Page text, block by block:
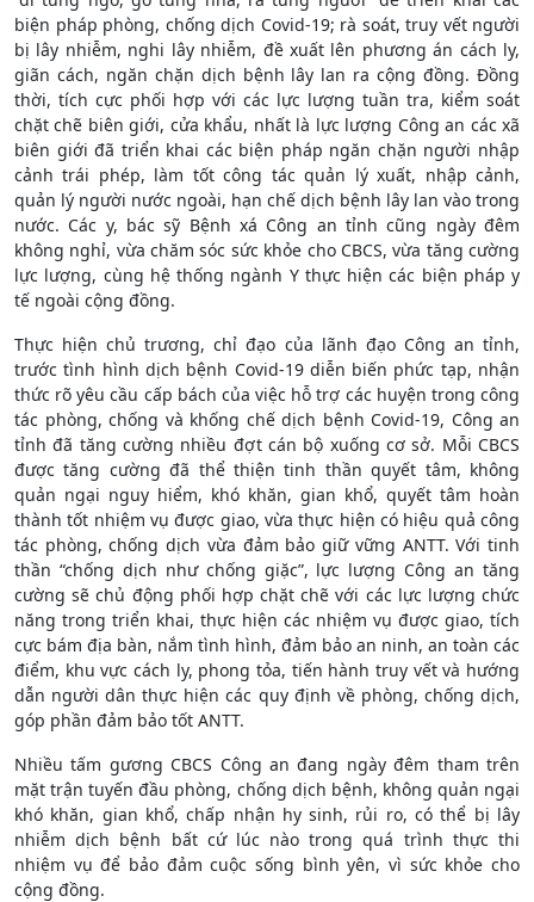
biện pháp phòng, chống dịch Covid-19; rà soát, truy vết người
bị lây nhiễm, nghi lây nhiễm, đề xuất lên phương án cách ly,
giãn cách, ngăn chặn dịch bệnh lây lan ra cộng đồng. Đồng
thời, tích cực phối hợp với các lực lượng tuần tra, kiểm soát
chặt chẽ biên giới, cửa khẩu, nhất là lực lượng Công an các xã
biên giới đã triển khai các biện pháp ngăn chặn người nhập
cảnh trái phép, làm tốt công tác quản lý xuất, nhập cảnh,
quản lý người nước ngoài, hạn chế dịch bệnh lây lan vào trong
nước. Các y, bác sỹ Bệnh xá Công an tỉnh cũng ngày đêm
không nghỉ, vừa chăm sóc sức khỏe cho CBCS, vừa tăng cường
lực lượng, cùng hệ thống ngành Y thực hiện các biện pháp y
tế ngoài cộng đồng.
Thực hiện chủ trương, chỉ đạo của lãnh đạo Công an tỉnh,
trước tình hình dịch bệnh Covid-19 diễn biến phức tạp, nhận
thức rõ yêu cầu cấp bách của việc hỗ trợ các huyện trong công
tác phòng, chống và khống chế dịch bệnh Covid-19, Công an
tỉnh đã tăng cường nhiều đợt cán bộ xuống cơ sở. Mỗi CBCS
được tăng cường đã thể thiện tinh thần quyết tâm, không
quản ngại nguy hiểm, khó khăn, gian khổ, quyết tâm hoàn
thành tốt nhiệm vụ được giao, vừa thực hiện có hiệu quả công
tác phòng, chống dịch vừa đảm bảo giữ vững ANTT. Với tinh
thần “chống dịch như chống giặc”, lực lượng Công an tăng
cường sẽ chủ động phối hợp chặt chẽ với các lực lượng chức
năng trong triển khai, thực hiện các nhiệm vụ được giao, tích
cực bám địa bàn, nắm tình hình, đảm bảo an ninh, an toàn các
điểm, khu vực cách ly, phong tỏa, tiến hành truy vết và hướng
dẫn người dân thực hiện các quy định về phòng, chống dịch,
góp phần đảm bảo tốt ANTT.
Nhiều tấm gương CBCS Công an đang ngày đêm tham trên
mặt trận tuyến đầu phòng, chống dịch bệnh, không quản ngại
khó khăn, gian khổ, chấp nhận hy sinh, rủi ro, có thể bị lây
nhiễm dịch bệnh bất cứ lúc nào trong quá trình thực thi
nhiệm vụ để bảo đảm cuộc sống bình yên, vì sức khỏe cho
cộng đồng.